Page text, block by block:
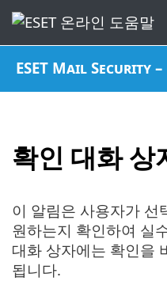
ESET Mail Security –
확인 대화 상
이 알림은 사용자가 선
원하는지 확인하여 실
대화 상자에는 확인을
됩니다.